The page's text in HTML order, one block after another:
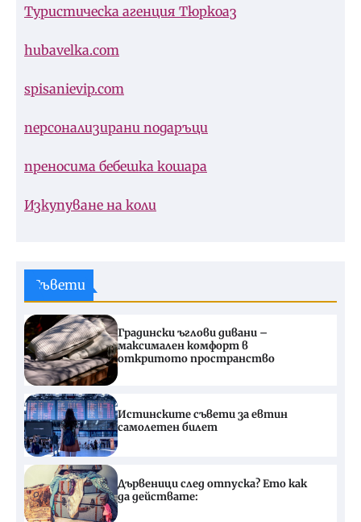
Туристическа агенция Тюркоаз
hubavelka.com
spisanievip.com
персонализирани подаръци
преносима бебешка кошара
Изкупуване на коли
Съвети
Градински ъглови дивани –
максимален комфорт в
откритото пространство
Истинските съвети за евтин
самолетен билет
Дървеници след отпуска? Ето как
да действате: